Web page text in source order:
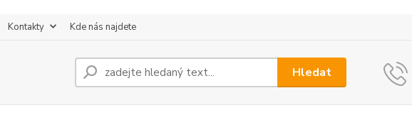
Kontakty Kde nás najdete
Hledat